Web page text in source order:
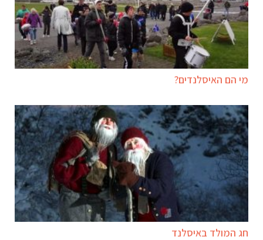
מי הם האיסלנדים?
חג המולד באיסלנד